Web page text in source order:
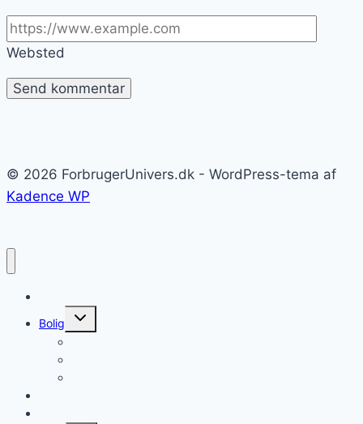
Websted
© 2026 ForbrugerUnivers.dk - WordPress-tema af
Kadence WP
Bolig
Skift